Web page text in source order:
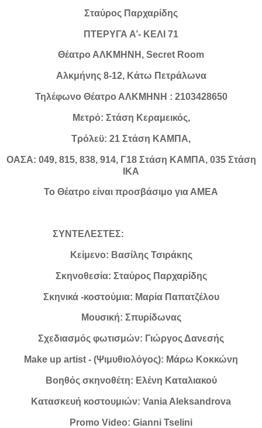
Σταύρος Παρχαρίδης
ΠΤΕΡΥΓΑ Α’- ΚΕΛΙ 71
Θέατρο ΑΛΚΜΗΝΗ, Secret Room
Αλκμήνης 8-12, Κάτω Πετράλωνα
Τηλέφωνο Θέατρο ΑΛΚΜΗΝΗ : 2103428650
Μετρό: Στάση Κεραμεικός,
Τρόλεϋ: 21 Στάση ΚΑΜΠΑ,
ΟΑΣΑ: 049, 815, 838, 914, Γ18 Στάση ΚΑΜΠΑ, 035 Στάση
ΙΚΑ
Το Θέατρο είναι προσβάσιμο για ΑΜΕΑ
ΣΥΝΤΕΛΕΣΤΕΣ:
Κείμενο: Βασίλης Τσιράκης
Σκηνοθεσία: Σταύρος Παρχαρίδης
Σκηνικά -κοστούμια: Μαρία Παπατζέλου
Μουσική: Σπυρίδωνας
Σχεδιασμός φωτισμών: Γιώργος Δανεσής
Make up artist - (Ψιμυθιολόγος): Μάρω Κοκκώνη
Βοηθός σκηνοθέτη: Ελένη Καταλιακού
Κατασκευή κοστουμιών: Vania Aleksandrova
Promo Video: Gianni Tselini